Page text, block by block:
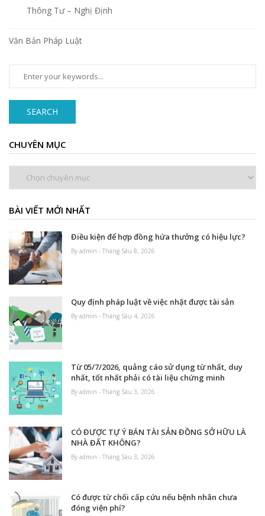
Thông Tư – Nghị Định
Văn Bản Pháp Luật
SEARCH
CHUYÊN MỤC
BÀI VIẾT MỚI NHẤT
Điều kiện để hợp đồng hứa thưởng có hiệu lực?
By admin - Tháng Sáu 8, 2026
Quy định pháp luật về việc nhặt được tài sản
By admin - Tháng Sáu 4, 2026
Từ 05/7/2026, quảng cáo sử dụng từ nhất, duy
nhất, tốt nhất phải có tài liệu chứng minh
By admin - Tháng Sáu 3, 2026
CÓ ĐƯỢC TỰ Ý BÁN TÀI SẢN ĐỒNG SỞ HỮU LÀ
NHÀ ĐẤT KHÔNG?
By admin - Tháng Sáu 3, 2026
Có được từ chối cấp cứu nếu bệnh nhân chưa
đóng viện phí?